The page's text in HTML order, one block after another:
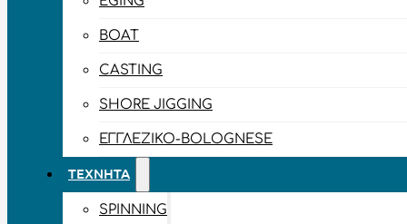
BOAT
CASTING
SHORE JIGGING
ΕΓΓΛΈΖΙΚΟ-BOLOGNESE
ΤΕΧΝΗΤΆ
SPINNING